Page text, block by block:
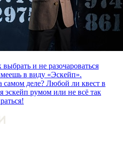
и не разочароваться
в виду «Эскейп».
самом деле? Любой ли квест в
эскейп румом или не всё так